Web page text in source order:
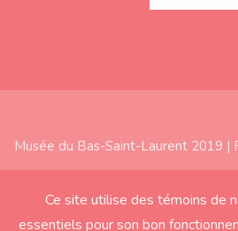
Musée du Bas-Saint-Laurent 2019 |
Ce site utilise des témoins de
essentiels pour son bon
Subfooter
Home